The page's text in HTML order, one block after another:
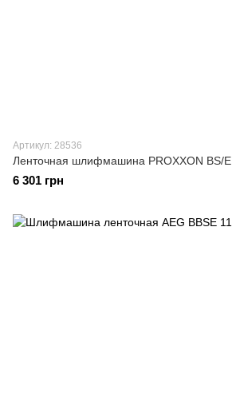
Артикул: 28536
Ленточная шлифмашина PROXXON BS/E
6 301 грн